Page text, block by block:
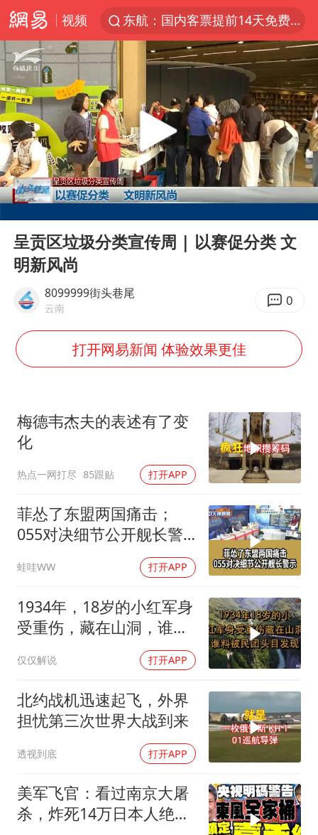
视频
东航：国内客票提前14天免费退改
台风白海豚中心风力增强
向鹏0-3不敌张本智和
百花奖开幕式
四川宜宾高县4.9级地震致1死
广东雷州通报特教老师招聘违规事件
“新疆阿勒泰八月能滑雪”不实
我国外贸延续良好增长态势
“今天得有40℃了吧 为啥还不预警”
夯实基础开新局
Play
00:00 02:11
呈贡区垃圾分类宣传周 | 以赛促分类 文
明新风尚
8099999街头巷尾
云南 0
打开网易新闻 体验效果更佳
梅德韦杰夫的表述有了变
化
热点一网打尽 85跟贴 打开APP
菲怂了东盟两国痛击；
055对决细节公开舰长警
示｜帅化民.孙大千.谢寒
冰｜辣晚报20260805
蛙哇WW 打开APP
1934年，18岁的小红军身
受重伤，藏在山洞，谁料
仅仅解说 打开APP
北约战机迅速起飞，外界
担忧第三次世界大战到来
透视到底 打开APP
美军飞官：看过南京大屠
杀，炸死14万日本人绝不